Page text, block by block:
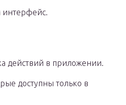
интерфейс.
действий в приложении.
доступны только в